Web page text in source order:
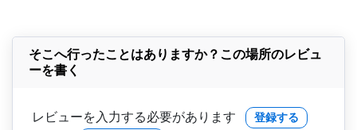
そこへ行ったことはありますか？この場所のレビュ
ーを書く
レビューを入力する必要があります 登録する